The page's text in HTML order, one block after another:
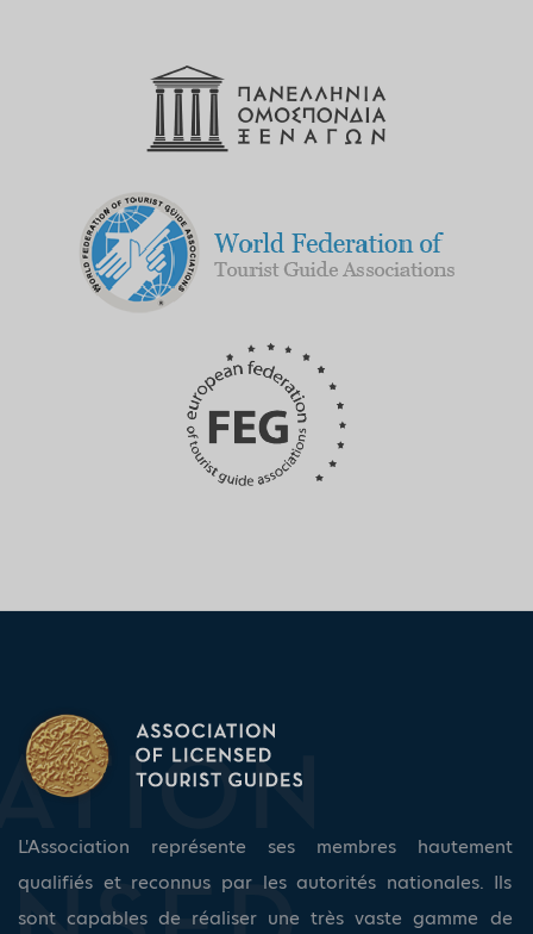
L'Association représente ses membres hautement
qualifiés et reconnus par les autorités nationales. Ils
sont capables de réaliser une très vaste gamme de